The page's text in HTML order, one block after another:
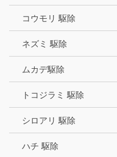
コウモリ 駆除
ネズミ 駆除
ムカデ駆除
トコジラミ 駆除
シロアリ 駆除
ハチ 駆除